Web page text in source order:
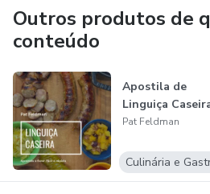
comida artesanal feita com arte.
Autora de inúmeros e-books e
sucesso na área culinária.
Engenheira Têxtil de formação e
Feldman é uma pesquisadora
nutrição e gastronomia de
frescos não industrializados.
Outros produtos de
conteúdo
Apostila de
Linguiça
Pat Feldman